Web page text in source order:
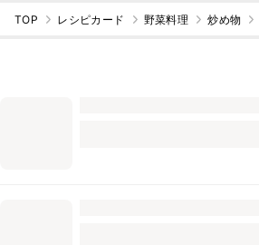
TOP レシピカード 野菜料理 炒め物